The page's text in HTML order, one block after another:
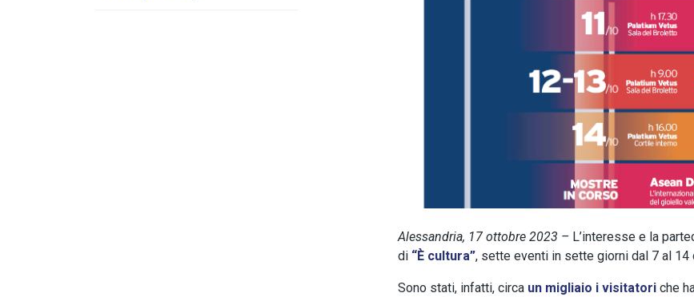
Alessandria, 17 ottobre 2023 – L’interesse e la
di “È cultura”, sette eventi in sette giorni dal 7 al 14
Sono stati, infatti, circa un migliaio i visitatori che